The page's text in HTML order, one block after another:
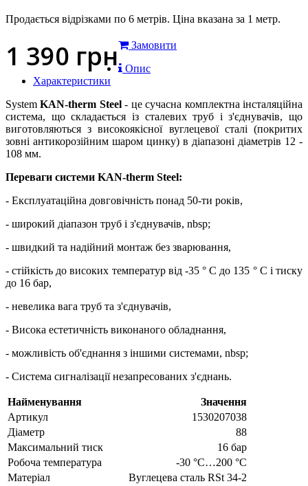
Продається відрізками по 6 метрів. Ціна вказана за 1 метр.
1 390 грн
Замовити
Опис
Характеристики
SystemKAN-therm Steel- це сучасна комплектна інсталяційна
система, що складається із сталевих труб і з'єднувачів, що
виготовляються з високоякісної вуглецевої сталі (покритих
зовні антикорозійним шаром цинку) в діапазоні діаметрів 12 -
108 мм.
Переваги системи KAN-therm Steel:
- Експлуатаційна довговічність понад 50-ти років,
- широкий діапазон труб і з'єднувачів, nbsp;
- швидкий та надійний монтаж без зварювання,
- стійкість до високих температур від -35 ° C до 135 ° C і тиску
до 16 бар,
- невелика вага труб та з'єднувачів,
- Висока естетичність виконаного обладнання,
- можливість об'єднання з іншими системами, nbsp;
- Система сигналізації незапресованих з'єднань.
Найменування
Значення
Артикул
1530207038
Діаметр
88
Максимальний тиск
16 бар
Робоча температура
-30 °C…200 °C
Матеріал
Вуглецева сталь RSt 34-2